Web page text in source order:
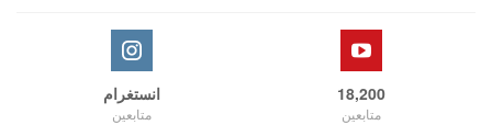
18,200
متابعين
انستغرام
متابعين